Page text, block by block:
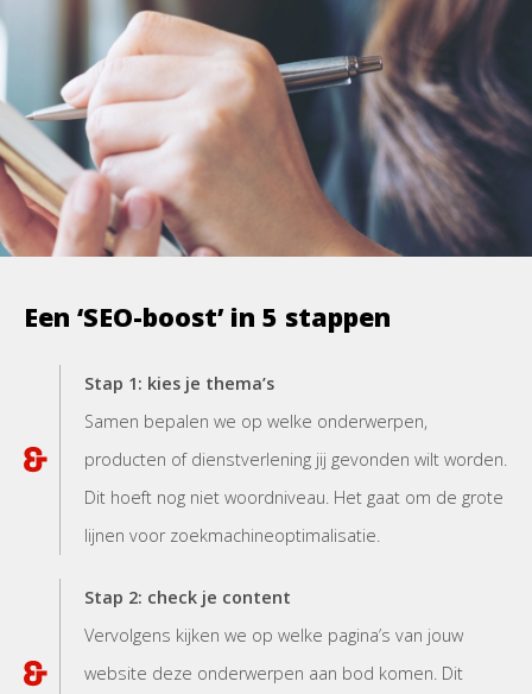
Een ‘SEO-boost’ in 5 stappen
Stap 1: kies je thema’s
Samen bepalen we op welke onderwerpen,
producten of dienstverlening jij gevonden wilt worden.
Dit hoeft nog niet woordniveau. Het gaat om de grote
lijnen voor zoekmachineoptimalisatie.
Stap 2: check je content
Vervolgens kijken we op welke pagina’s van jouw
website deze onderwerpen aan bod komen. Dit